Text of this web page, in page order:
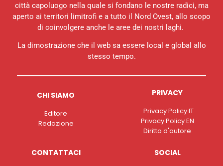
città capoluogo nella quale si fondano le nostre radici, ma
aperto ai territori limitrofi e a tutto il Nord Ovest, allo scopo
di coinvolgere anche le aree dei nostri laghi.
La dimostrazione che il web sa essere local e global allo
stesso tempo.
CHI SIAMO
Editore
Redazione
PRIVACY
Privacy Policy IT
Privacy Policy EN
Diritto d'autore
CONTATTACI SOCIAL